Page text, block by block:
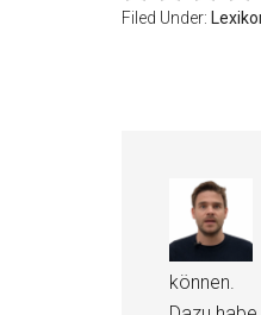
Filed Under:
können.